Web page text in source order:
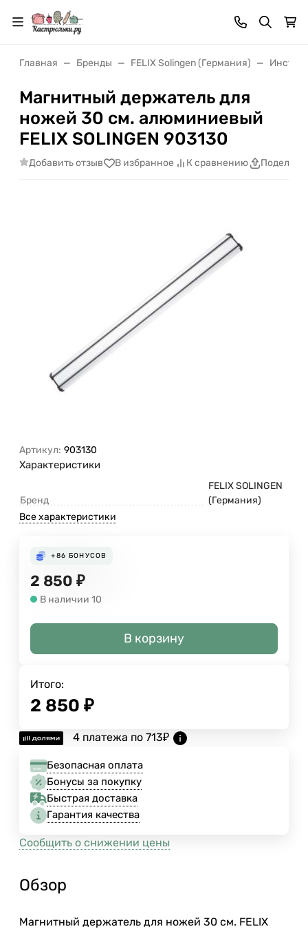
Главная Бренды FELIX Solingen (Германия)
Магнитный держатель для
ножей 30 см. алюминиевый
FELIX SOLINGEN 903130
Добавить отзыв В избранное К сравнению
Артикул: 903130
Характеристики
Бренд
FELIX SOLINGEN
(Германия)
Все характеристики
+86 БОНУСОВ
2 850 ₽
В наличии 10
В корзину
Итого:
2 850 ₽
4 платежа по 713₽
Безопасная оплата
Бонусы за покупку
Быстрая доставка
Гарантия качества
Сообщить о снижении цены
Обзор
Магнитный держатель для ножей 30 см. FELIX